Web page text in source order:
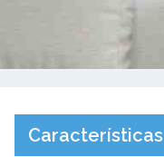
Características